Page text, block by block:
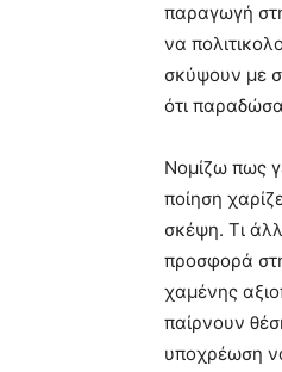
παραγωγή
να
σκύψουν με
ότι
Νομίζω πως
ποίηση
σκέψη. Τι
προσφορά
χαμένης
παίρνουν
υποχρέωση